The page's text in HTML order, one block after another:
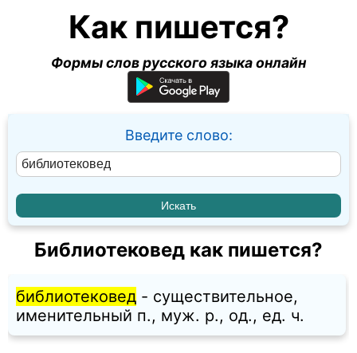
Как пишется?
Формы слов русского языка онлайн
Введите слово:
Библиотековед как пишется?
библиотековед - существительное,
именительный п., муж. p., од., ед. ч.